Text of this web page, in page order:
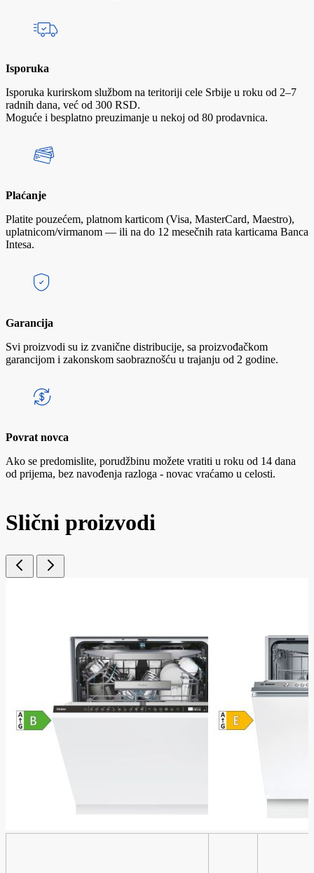
Isporuka
Isporuka kurirskom službom na teritoriji cele Srbije u roku od 2–7
radnih dana, već od 300 RSD.
Moguće i besplatno preuzimanje u nekoj od 80 prodavnica.
Plaćanje
Platite pouzećem, platnom karticom (Visa, MasterCard, Maestro),
uplatnicom/virmanom — ili na do 12 mesečnih rata karticama Banca
Intesa.
Garancija
Svi proizvodi su iz zvanične distribucije, sa proizvođačkom
garancijom i zakonskom saobraznošću u trajanju od 2 godine.
Povrat novca
Ako se predomislite, porudžbinu možete vratiti u roku od 14 dana
od prijema, bez navođenja razloga - novac vraćamo u celosti.
Slični proizvodi